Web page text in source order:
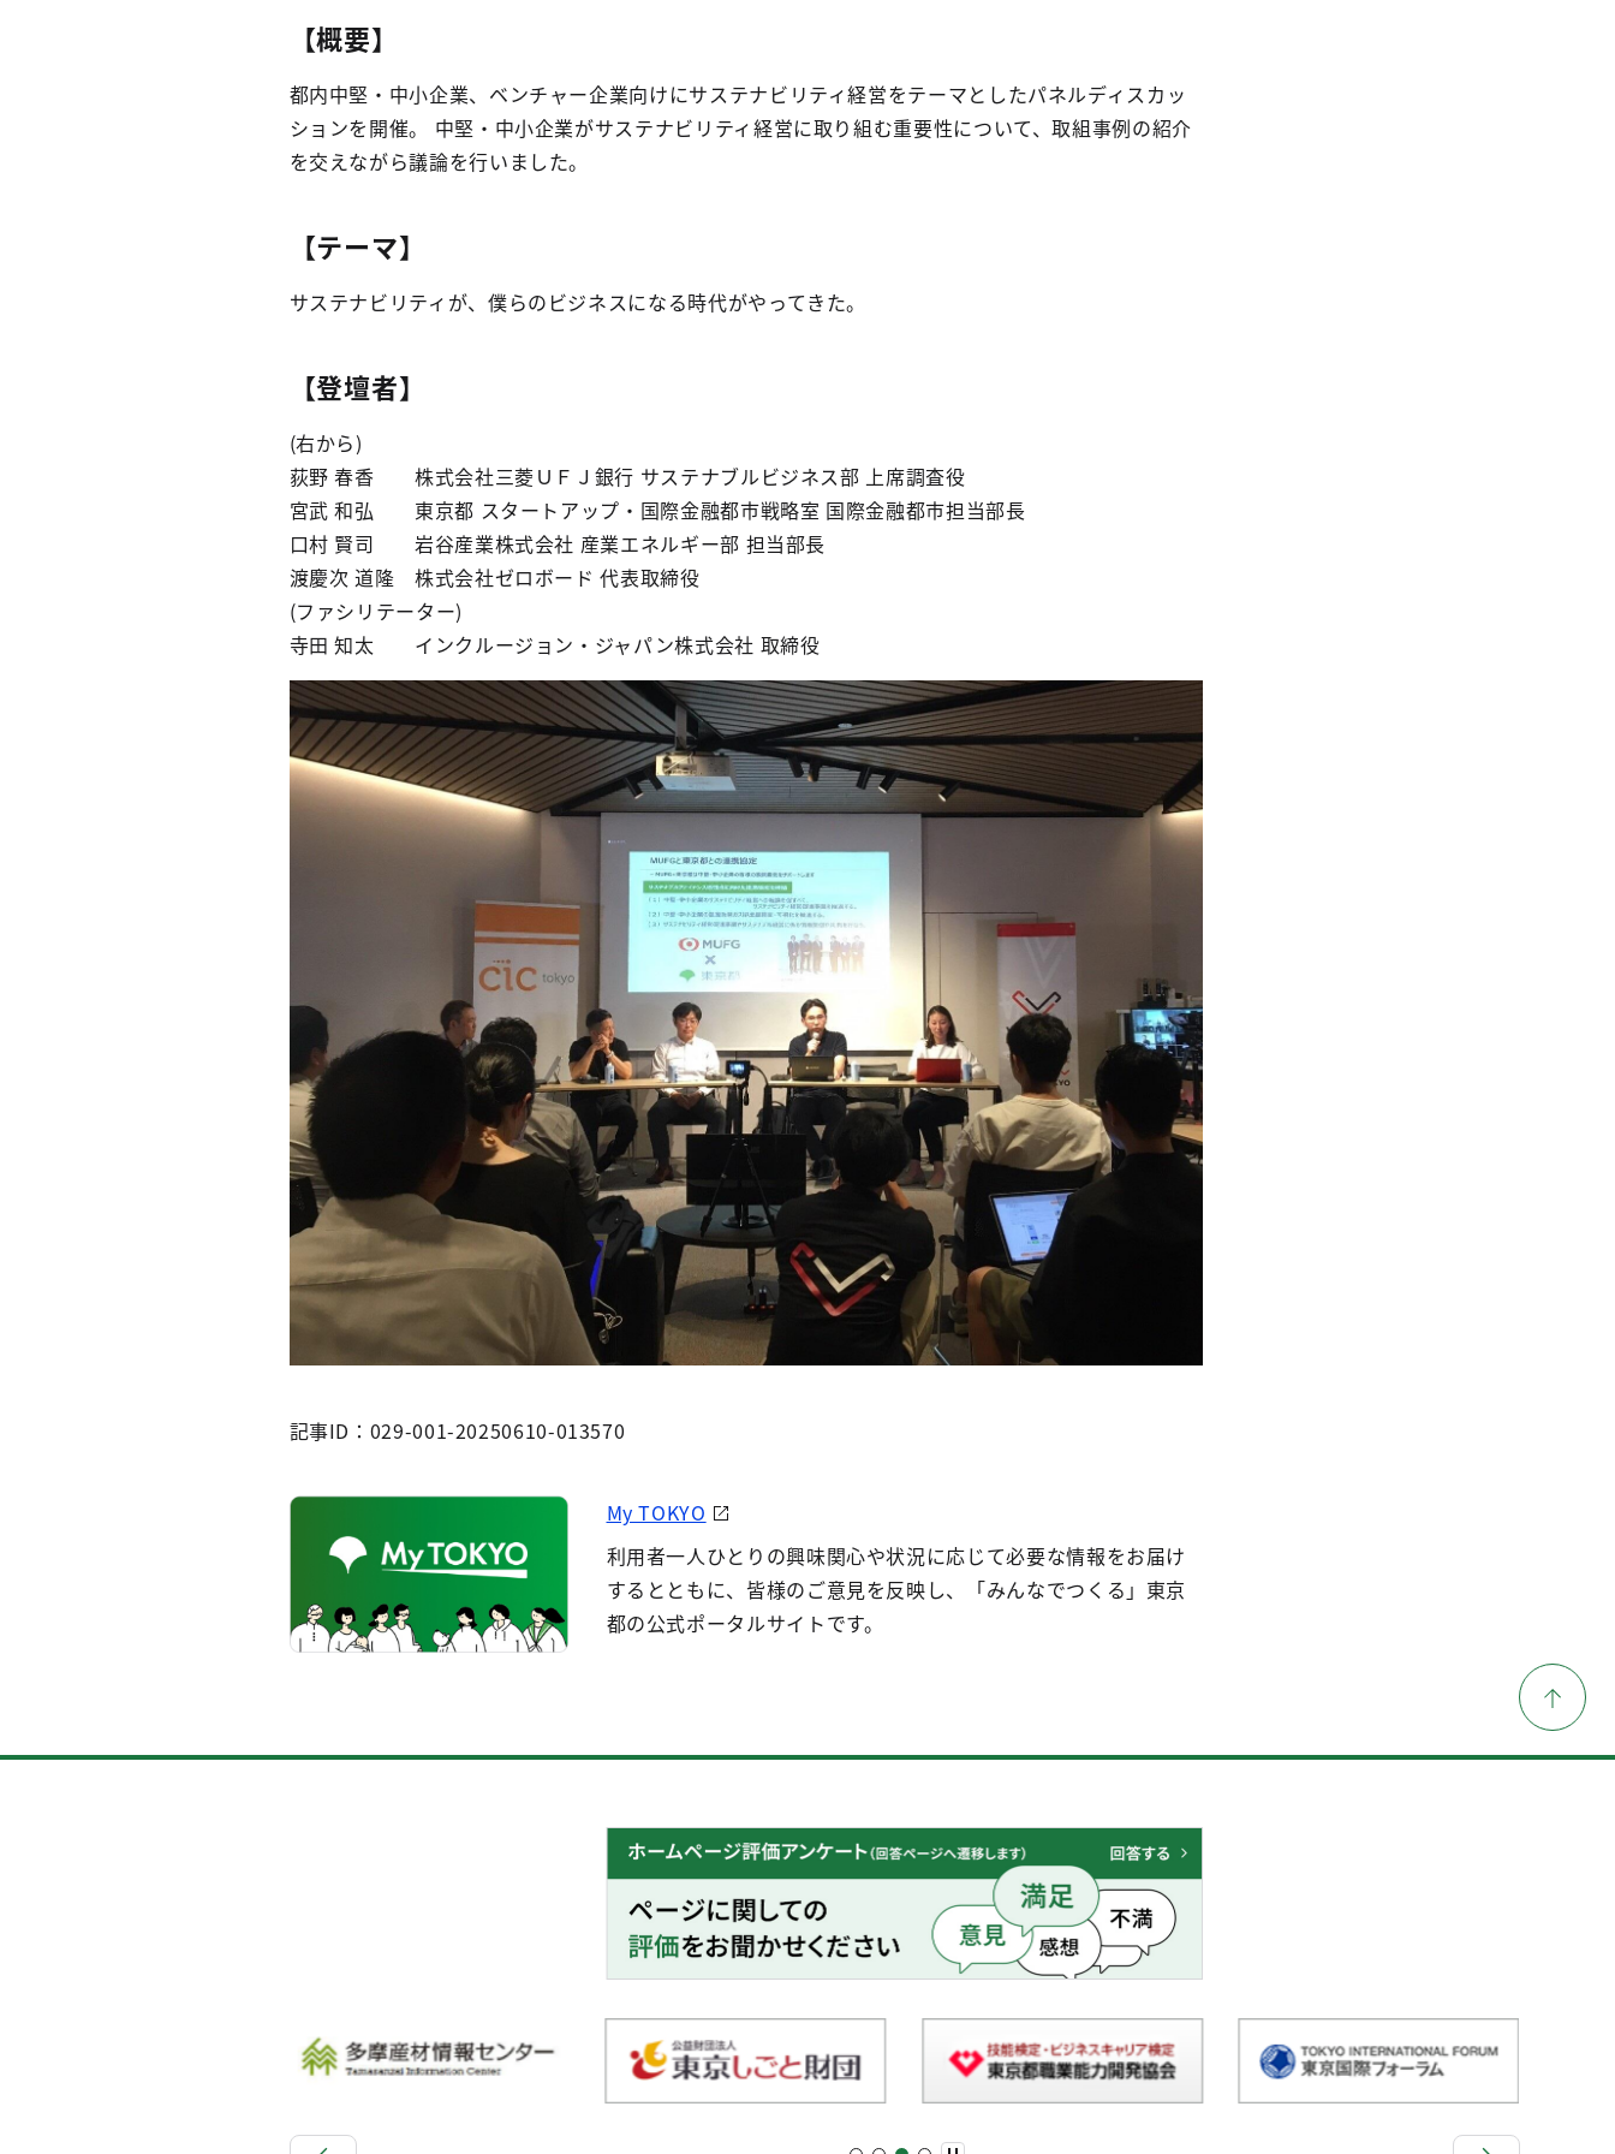
【概要】
都内中堅・中小企業、ベンチャー企業向けにサステナビリティ経営をテーマとしたパネルディスカッ
ションを開催。 中堅・中小企業がサステナビリティ経営に取り組む重要性について、取組事例の紹介
を交えながら議論を行いました。
【テーマ】
サステナビリティが、僕らのビジネスになる時代がやってきた。
【登壇者】
(右から)
荻野 春香 株式会社三菱ＵＦＪ銀行 サステナブルビジネス部 上席調査役
宮武 和弘 東京都 スタートアップ・国際金融都市戦略室 国際金融都市担当部長
口村 賢司 岩谷産業株式会社 産業エネルギー部 担当部長
渡慶次 道隆 株式会社ゼロボード 代表取締役
(ファシリテーター)
寺田 知太 インクルージョン・ジャパン株式会社 取締役
記事ID：029-001-20250610-013570
My TOKYO
利用者一人ひとりの興味関心や状況に応じて必要な情報をお届け
するとともに、皆様のご意見を反映し、「みんなでつくる」東京
都の公式ポータルサイトです。